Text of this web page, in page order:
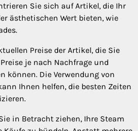
Sie sich auf Artikel, die Ihr
ästhetischen Wert bieten, wie
Preise der Artikel, die Sie
je nach Nachfrage und
können. Die Verwendung von
Ihnen helfen, die besten Zeiten
in Betracht ziehen, Ihre Steam